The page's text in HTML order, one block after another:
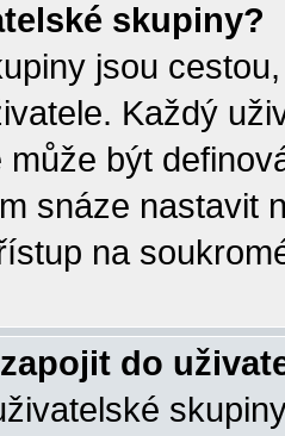
skupiny?
jsou
Každý
může být
snáze nastavit
na
do